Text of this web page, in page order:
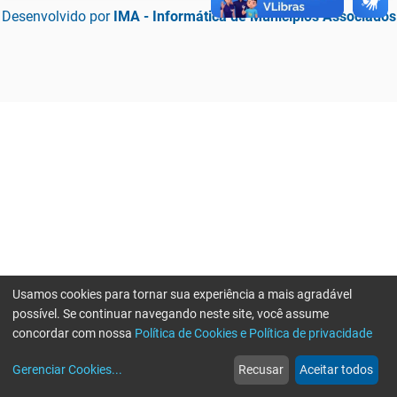
Desenvolvido por IMA - Informática de Municípios Associados
web
Notícias
more_horiz
Mais
Usamos cookies para tornar sua experiência a mais agradável
possível. Se continuar navegando neste site, você assume
concordar com nossa Política de Cookies e Política de privacidade
Gerenciar Cookies... Recusar Aceitar todos
Erro ao enviar informações, por favor tente novamente